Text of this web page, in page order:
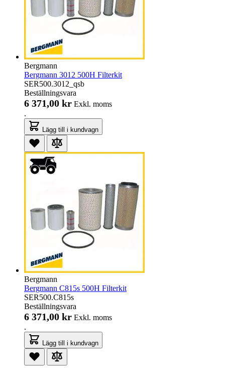
Bergmann
Bergmann 3012 500H Filterkit
SER500.3012_qsb
Beställningsvara
6 371,00 kr Exkl. moms
.
Lägg till i kundvagn
Bergmann
Bergmann C815s 500H Filterkit
SER500.C815s
Beställningsvara
6 371,00 kr Exkl. moms
.
Lägg till i kundvagn